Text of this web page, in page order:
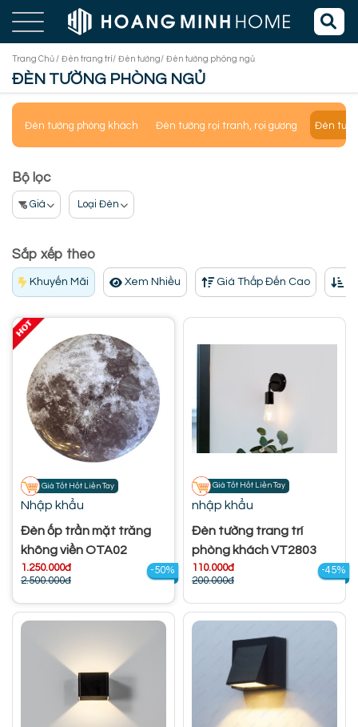
Trang Chủ / Đèn trang trí/ Đèn tường/ Đèn tường phòng ngủ
ĐÈN TƯỜNG PHÒNG NGỦ
Đèn tường phòng khách Đèn tường rọi tranh, rọi gương Đèn
Bộ lọc
Giá Loại Đèn
Sắp xếp theo
Khuyến Mãi Xem Nhiều Giá Thấp Đến Cao
Giá Tốt Hốt Liền Tay
Nhập khẩu
Đèn ốp trần mặt trăng
không viền OTA02
1.250.000đ
2.500.000đ
-50%
Giá Tốt Hốt Liền Tay
nhập khẩu
Đèn tường trang trí
phòng khách VT2803
110.000đ
200.000đ
-45%